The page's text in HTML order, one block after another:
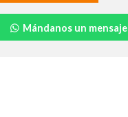
Mándanos un mensaje